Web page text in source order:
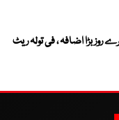
بڑا اضافہ ، فی تولہ ریٹ